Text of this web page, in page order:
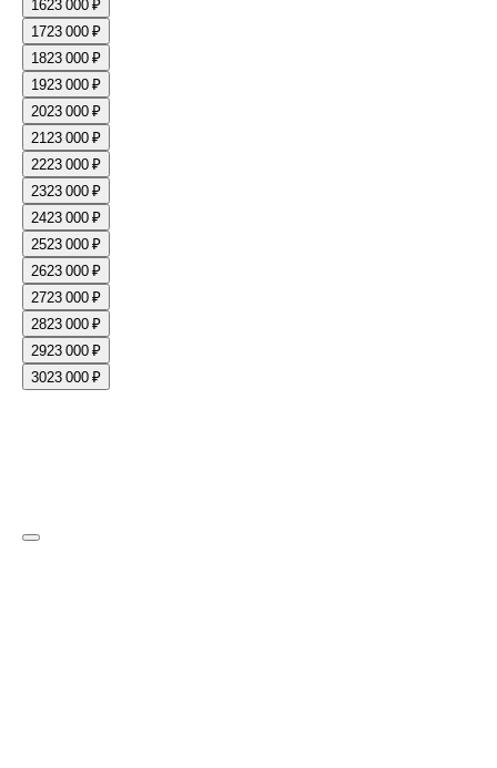
1623 000 ₽
1723 000 ₽
1823 000 ₽
1923 000 ₽
2023 000 ₽
2123 000 ₽
2223 000 ₽
2323 000 ₽
2423 000 ₽
2523 000 ₽
2623 000 ₽
2723 000 ₽
2823 000 ₽
2923 000 ₽
3023 000 ₽